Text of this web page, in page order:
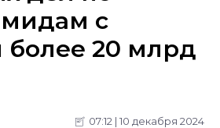
с
20 млрд
07:12 | 10 декабря 2024